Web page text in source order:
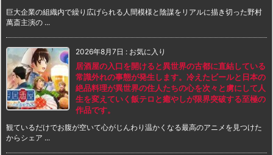
巨大企業の組織内で繰り広げられる人間模様と陰謀をリアルに描き切った野村
萬斎主演の ...
2026年8月7日 : お気に入り
居酒屋の入口を開けると異世界の古都に直結している
常識外れの事態が発生します。冷えたビールと日本の
絶品料理が異世界の住人たちの心を次々と虜にして人
生を変えていく飯テロと癒やしが限界突破する至極の
作品です。
観ているだけでお腹が空いて心がじんわり温かくなる最高のアニメを見つけた
からシェア ...